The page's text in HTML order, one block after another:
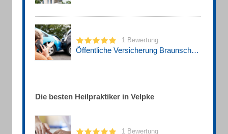
1 Bewertung
Öffentliche Versicherung Braunschweig - Thorsten Buchhorn
Die besten Heilpraktiker in Velpke
1 Bewertung